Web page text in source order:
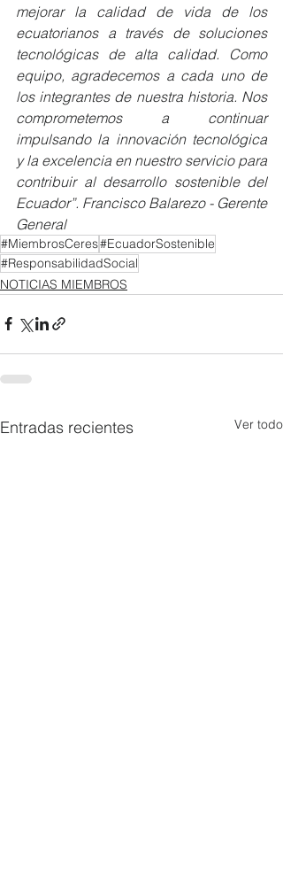
mejorar la calidad de vida de los
ecuatorianos a través de soluciones
tecnológicas de alta calidad. Como
equipo, agradecemos a cada uno de
los integrantes de nuestra historia. Nos
comprometemos a continuar
impulsando la innovación tecnológica
y la excelencia en nuestro servicio para
contribuir al desarrollo sostenible del
Ecuador”. Francisco Balarezo - Gerente
General
#MiembrosCeres#EcuadorSostenible
#ResponsabilidadSocial
NOTICIAS MIEMBROS
Entradas recientes Ver todo